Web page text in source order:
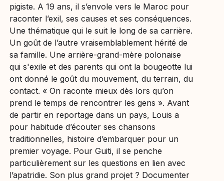
pigiste. A 19 ans, il s’envole vers le Maroc pour
raconter l’exil, ses causes et ses conséquences.
Une thématique qui le suit le long de sa carrière.
Un goût de l’autre vraisemblablement hérité de
sa famille. Une arrière-grand-mère polonaise
qui s'exile et des parents qui ont la bougeotte lui
ont donné le goût du mouvement, du terrain, du
contact. « On raconte mieux dès lors qu’on
prend le temps de rencontrer les gens ». Avant
de partir en reportage dans un pays, Louis a
pour habitude d’écouter ses chansons
traditionnelles, histoire d’embarquer pour un
premier voyage. Pour Guiti, il se penche
particulièrement sur les questions en lien avec
l’apatridie. Son plus grand projet ? Documenter